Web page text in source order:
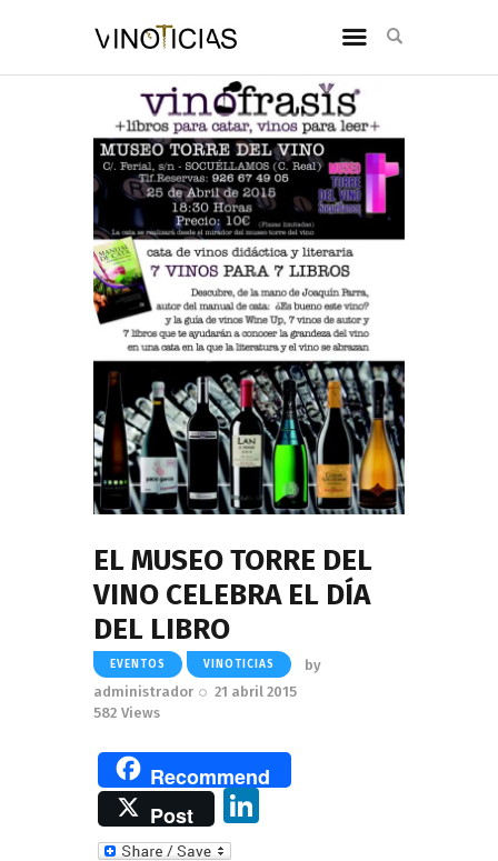
EL MUSEO TORRE DEL
VINO CELEBRA EL DÍA
DEL LIBRO
EVENTOS VINOTICIAS
by
administrador
21 abril 2015
582 Views
Recommend
Post